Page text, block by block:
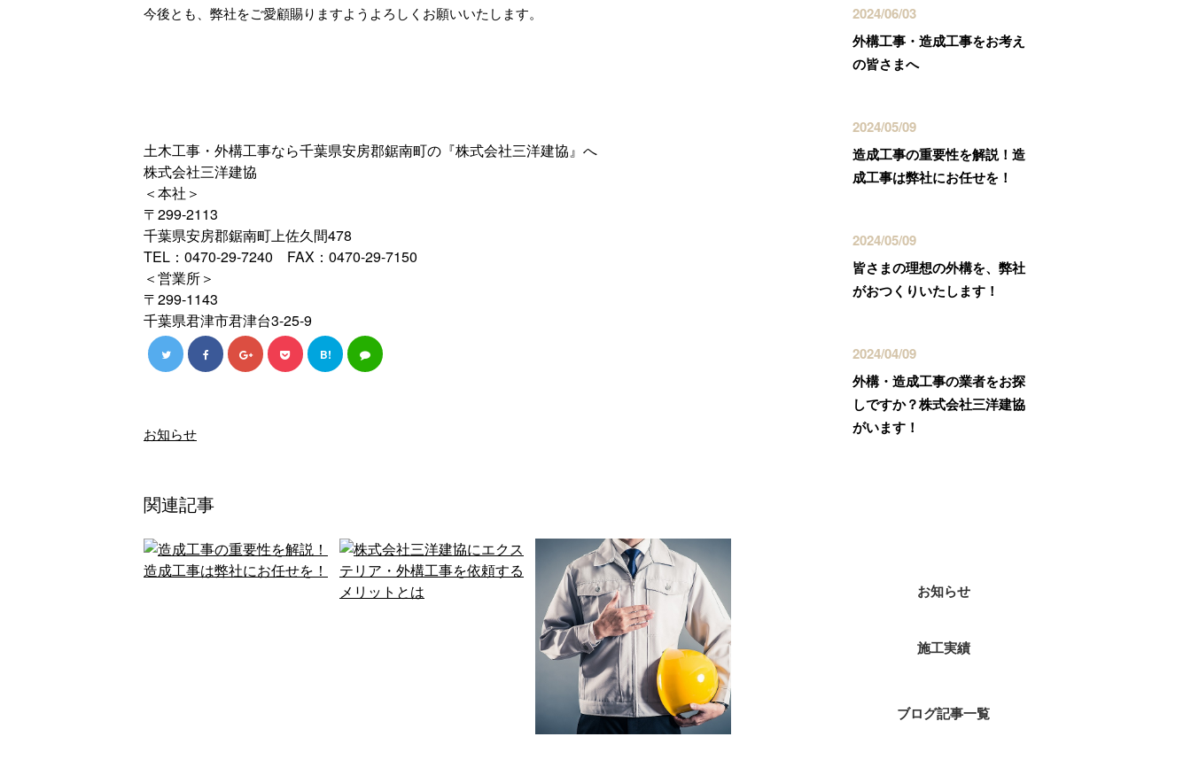
今後とも、弊社をご愛顧賜りますようよろしくお願いいたします。
土木工事・外構工事なら千葉県安房郡鋸南町の『株式会社三洋建協』へ
株式会社三洋建協
＜本社＞
〒299-2113
千葉県安房郡鋸南町上佐久間478
TEL：0470-29-7240 FAX：0470-29-7150
＜営業所＞
〒299-1143
千葉県君津市君津台3-25-9
B!
お知らせ
関連記事
2024/06/03
外構工事・造成工事をお考え
の皆さまへ
2024/05/09
造成工事の重要性を解説！造
成工事は弊社にお任せを！
2024/05/09
皆さまの理想の外構を、弊社
がおつくりいたします！
2024/04/09
外構・造成工事の業者をお探
しですか？株式会社三洋建協
がいます！
お知らせ
施工実績
ブログ記事一覧